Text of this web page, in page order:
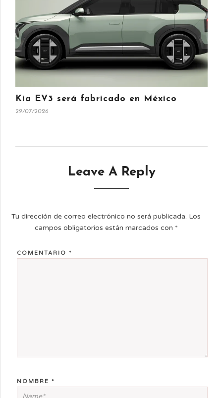
Kia EV3 será fabricado en México
29/07/2026
Leave A Reply
Tu dirección de correo electrónico no será publicada. Los
campos obligatorios están marcados con *
COMENTARIO *
NOMBRE *